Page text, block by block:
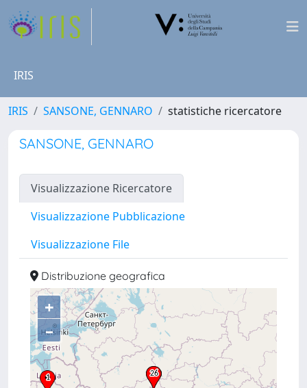
IRIS
IRIS SANSONE, GENNARO statistiche ricercatore
SANSONE, GENNARO
Visualizzazione Ricercatore
Visualizzazione Pubblicazione
Visualizzazione File
Distribuzione geografica
+
–